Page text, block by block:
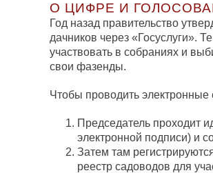
О ЦИФРЕ И
Год назад правительство
дачников через «Госуслуги».
участвовать в собраниях и
свои фазенды.
Чтобы проводить
Председатель проходит
электронной подписи) и
Затем там
реестр садоводов для